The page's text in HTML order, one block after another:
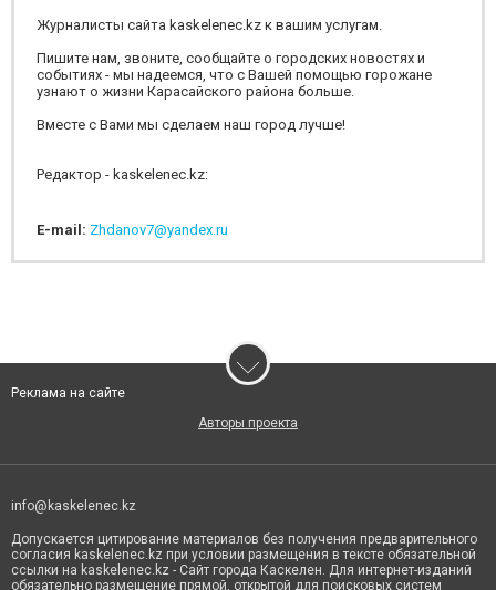
Журналисты сайта kaskelenec.kz к вашим услугам.
Пишите нам, звоните, сообщайте о городских новостях и
событиях - мы надеемся, что с Вашей помощью горожане
узнают о жизни Карасайского района больше.
Вместе с Вами мы сделаем наш город лучше!
Редактор - kaskelenec.kz:
E-mail: Zhdanov7@yandex.ru
Реклама на сайте
Авторы проекта
info@kaskelenec.kz
Допускается цитирование материалов без получения предварительного
согласия kaskelenec.kz при условии размещения в тексте обязательной
ссылки на kaskelenec.kz - Сайт города Каскелен. Для интернет-изданий
обязательно размещение прямой, открытой для поисковых систем